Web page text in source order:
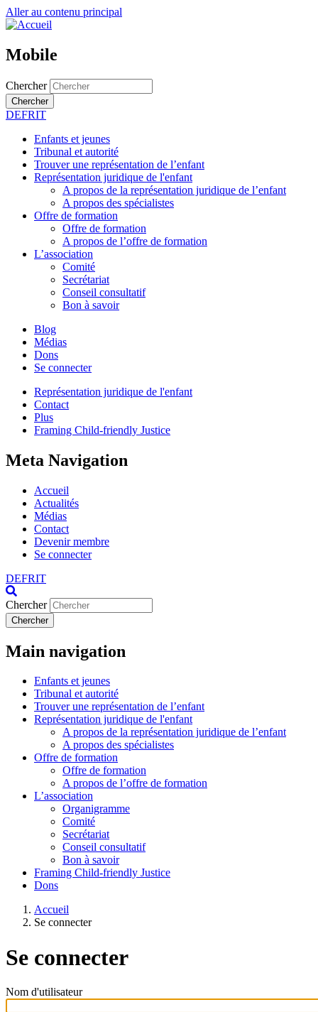
Aller au contenu principal
Mobile
Chercher
Chercher
DEFRIT
Enfants et jeunes
Tribunal et autorité
Trouver une représentation de l’enfant
Représentation juridique de l'enfant
A propos de la représentation juridique de l’enfant
A propos des spécialistes
Offre de formation
Offre de formation
A propos de l’offre de formation
L’association
Comité
Secrétariat
Conseil consultatif
Bon à savoir
Blog
Médias
Dons
Se connecter
Représentation juridique de l'enfant
Contact
Plus
Framing Child-friendly Justice
Meta Navigation
Accueil
Actualités
Médias
Contact
Devenir membre
Se connecter
DEFRIT
Chercher
Chercher
Main navigation
Enfants et jeunes
Tribunal et autorité
Trouver une représentation de l’enfant
Représentation juridique de l'enfant
A propos de la représentation juridique de l’enfant
A propos des spécialistes
Offre de formation
Offre de formation
A propos de l’offre de formation
L’association
Organigramme
Comité
Secrétariat
Conseil consultatif
Bon à savoir
Framing Child-friendly Justice
Dons
Accueil
Se connecter
Se connecter
Nom d'utilisateur